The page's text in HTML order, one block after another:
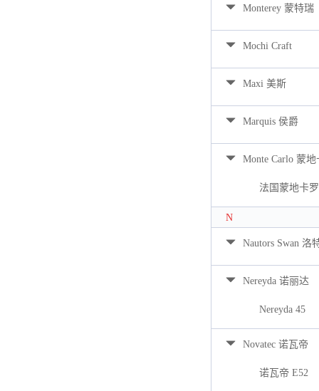
Monterey 蒙特瑞
Mochi Craft
Maxi 美斯
Marquis 侯爵
Monte Carlo 蒙地
法国蒙地卡
N
Nautors Swan 洛
Nereyda 诺丽达
Nereyda 45
Novatec 诺瓦帝
诺瓦帝 E52